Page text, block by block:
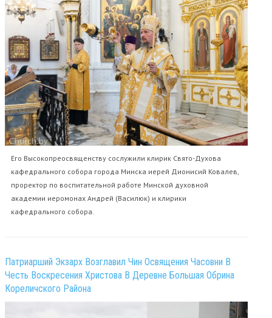
Его Высокопреосвященству сослужили клирик Свято-Духова
кафедрального собора города Минска иерей Дионисий Ковалев,
проректор по воспитательной работе Минской духовной
академии иеромонах Андрей (Василюк) и клирики
кафедрального собора.
Патриарший Экзарх Возглавил Чин Освящения Часовни В
Честь Воскресения Христова В Деревне Большая Обрина
Кореличского Района